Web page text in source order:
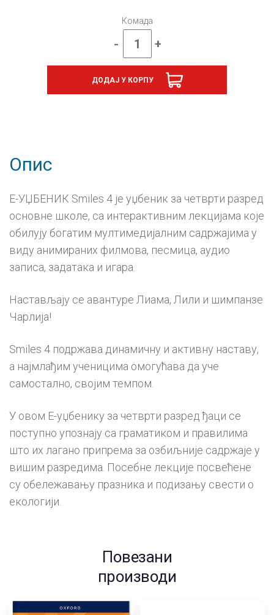
Комада
-
Енглески
језик
Smiles,
е-
+
ДОДАЈ У КОРПУ
Опис
Е-УЏБЕНИК Smiles 4 је уџбеник за четврти разред
основне школе, са интерактивним лекцијама које
обилују богатим мултимедијалним садржајима у
виду анимираних филмова, песмица, аудио
записа, задатака и игара.
Настављају се авантуре Лиама, Лили и шимпанзе
Чарлија!
Smiles 4 подржава динамичну и активну наставу,
а најмлађим ученицима омогућава да уче
самостално, својим темпом.
У овом Е-уџбенику за четврти разред ђаци се
поступно упознају са граматиком и правилима
што их лагано припрема за озбиљније садржаје у
вишим разредима. Посебне лекције посвећене
су обележавању празника и подизању свести о
екологији.
Повезани
производи